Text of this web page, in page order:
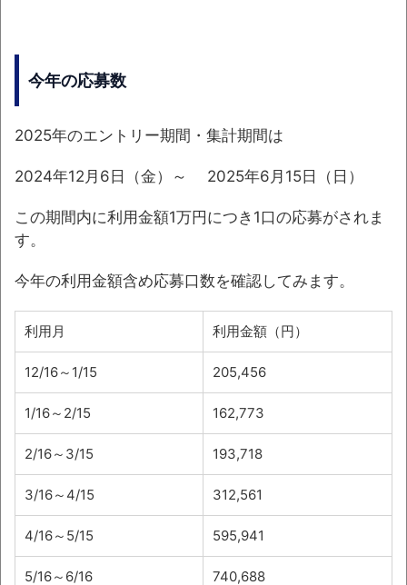
今年の応募数
2025年のエントリー期間・集計期間は
2024年12月6日（金）～ 2025年6月15日（日）
この期間内に利用金額1万円につき1口の応募がされま
す。
今年の利用金額含め応募口数を確認してみます。
利用月 利用金額（円）
12/16～1/15 205,456
1/16～2/15 162,773
2/16～3/15 193,718
3/16～4/15 312,561
4/16～5/15 595,941
5/16～6/16 740,688